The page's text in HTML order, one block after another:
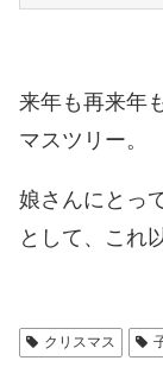
来年も再来年
マスツリー。
娘さんにとっ
として、これ
クリスマス